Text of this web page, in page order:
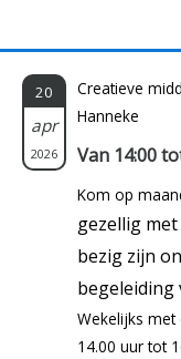
20
apr
2026
Creatieve
Hanneke
Van 14:00
Kom op
gezellig
bezig zijn
begeleiding
Wekelijks met
14.00 uur tot